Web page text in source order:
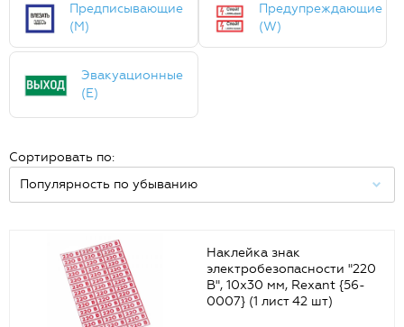
Предписывающие
(M)
Предупреждающие
(W)
Эвакуационные
(E)
Сортировать по:
Наклейка знак
электробезопасности "220
В", 10х30 мм, Rexant {56-
0007} (1 лист 42 шт)